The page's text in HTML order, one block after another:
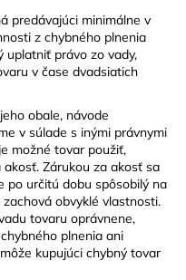
predávajúci minimálne v
z chybného plnenia
uplatniť právo zo vady,
v čase dvadsiatich
obale, návode
v súlade s inými právnymi
možné tovar použiť,
Zárukou za akosť sa
po určitú dobu spôsobilý na
obvyklé vlastnosti.
tovaru oprávnene,
plnenia ani
kupujúci chybný tovar